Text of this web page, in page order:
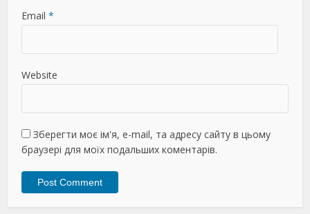
Email *
Website
Зберегти моє ім'я, e-mail, та адресу сайту в цьому
браузері для моїх подальших коментарів.